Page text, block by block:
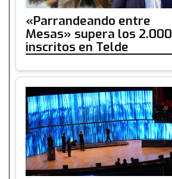
«Parrandeando entre
Mesas» supera los 2.000
inscritos en Telde